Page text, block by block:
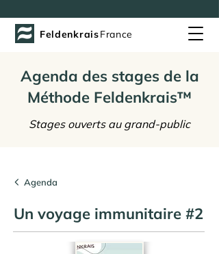
FeldenkraisFrance
Agenda des stages de la
Méthode Feldenkrais™
Stages ouverts au grand-public
Agenda
Un voyage immunitaire #2